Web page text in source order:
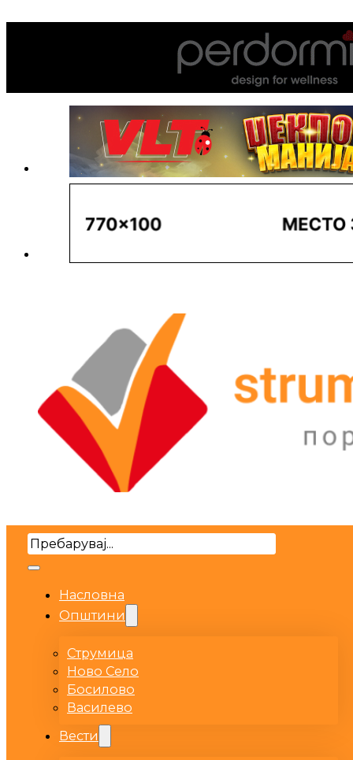
Search
Насловна
Општини
Струмица
Ново Село
Босилово
Василево
Вести